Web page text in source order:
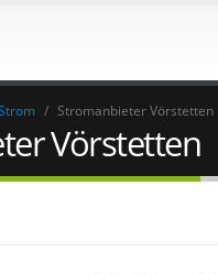
/ Stromanbieter Vörstetten
Vörstetten